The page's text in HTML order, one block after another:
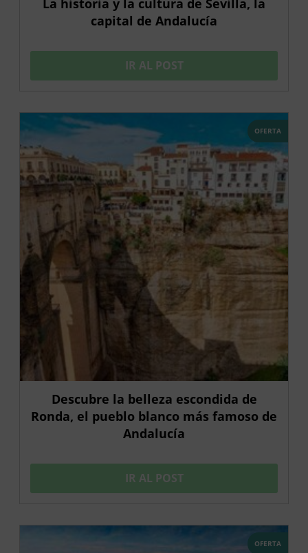
capital de Andalucía
IR AL POST
OFERTA
Descubre la belleza escondida de
Ronda, el pueblo blanco más famoso de
Andalucía
IR AL POST
OFERTA